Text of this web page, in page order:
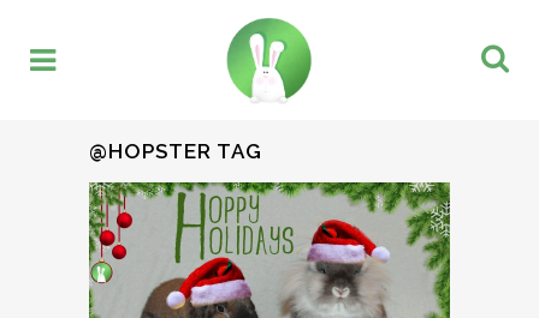
@HOPSTER TAG